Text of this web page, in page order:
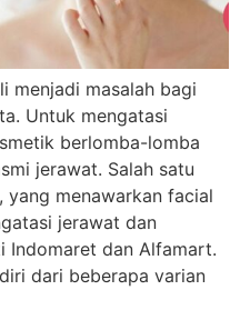
menjadi masalah bagi
Untuk mengatasi
berlomba-lomba
jerawat. Salah satu
yang menawarkan facial
jerawat dan
Indomaret dan Alfamart.
dari beberapa varian